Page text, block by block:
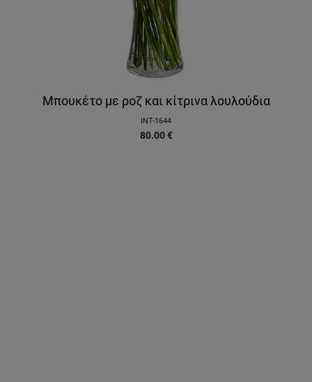
Μπουκέτο με ροζ και κίτρινα λουλούδια
INT-1644
80.00 €